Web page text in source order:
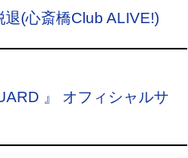
退(心斎橋Club ALIVE!)
』 オフィシャルサ